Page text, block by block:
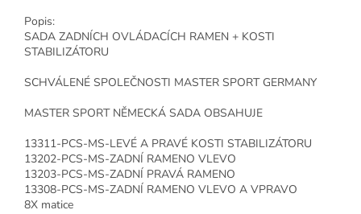
Popis:
SADA ZADNÍCH OVLÁDACÍCH RAMEN + KOSTI
STABILIZÁTORU
SCHVÁLENÉ SPOLEČNOSTI MASTER SPORT GERMANY
MASTER SPORT NĚMECKÁ SADA OBSAHUJE
13311-PCS-MS-LEVÉ A PRAVÉ KOSTI STABILIZÁTORU
13202-PCS-MS-ZADNÍ RAMENO VLEVO
13203-PCS-MS-ZADNÍ PRAVÁ RAMENO
13308-PCS-MS-ZADNÍ RAMENO VLEVO A VPRAVO
8X matice